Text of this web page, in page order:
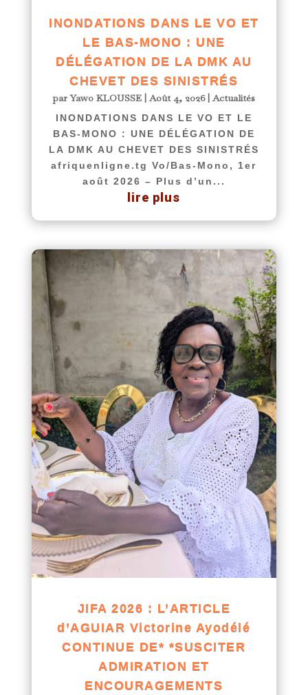
INONDATIONS DANS LE VO ET
LE BAS-MONO : UNE
DÉLÉGATION DE LA DMK AU
CHEVET DES SINISTRÉS
parYawo KLOUSSE |Août 4, 2026|Actualités
INONDATIONS DANS LE VO ET LE
BAS-MONO : UNE DÉLÉGATION DE
LA DMK AU CHEVET DES SINISTRÉS
afriquenligne.tg Vo/Bas-Mono, 1er
août 2026 – Plus d’un...
lire plus
JIFA 2026 : L’ARTICLE
d’AGUIAR Victorine Ayodélé
CONTINUE DE* *SUSCITER
ADMIRATION ET
ENCOURAGEMENTS